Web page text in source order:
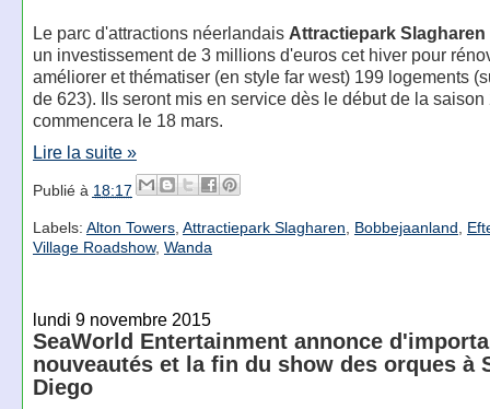
Le parc d'attractions néerlandais Attractiepark Slagharen
un investissement de 3 millions d'euros cet hiver pour
améliorer et thématiser (en style far west) 199 logements
de 623). Ils seront mis en service dès le début de la saison
commencera le 18 mars.
Lire la suite »
Publié à 18:17
Labels: Alton Towers, Attractiepark Slagharen Bobbejaanland
Village Roadshow, Wanda
lundi 9 novembre 2015
SeaWorld Entertainment annonce
nouveautés et la fin du show des orques à
Diego